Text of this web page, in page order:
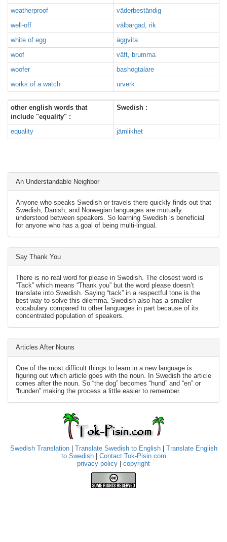
weatherproof
väderbeständig
well-off
välbärgad, rik
white of egg
äggvita
woof
väft, brumma
woofer
bashögtalare
works of a watch
urverk
other english words that
include "equality" :
Swedish :
equality jämlikhet
An Understandable Neighbor
Anyone who speaks Swedish or travels there quickly finds out that
Swedish, Danish, and Norwegian languages are mutually
understood between speakers. So learning Swedish is beneficial
for anyone who has a goal of being multi-lingual.
Say Thank You
There is no real word for please in Swedish. The closest word is
“Tack” which means “Thank you” but the word please doesn’t
translate into Swedish. Saying “tack” in a respectful tone is the
best way to solve this dilemma. Swedish also has a smaller
vocabulary compared to other languages in part because of its
concentrated population of speakers.
Articles After Nouns
One of the most difficult things to learn in a new language is
figuring out which article goes with the noun. In Swedish the article
comes after the noun. So “the dog” becomes “hund” and “en” or
“hunden” making the process a little easier to remember.
Swedish Translation| Translate Swedish to English| Translate English
to Swedish| Contact Tok-Pisin.com
privacy policy
copyright